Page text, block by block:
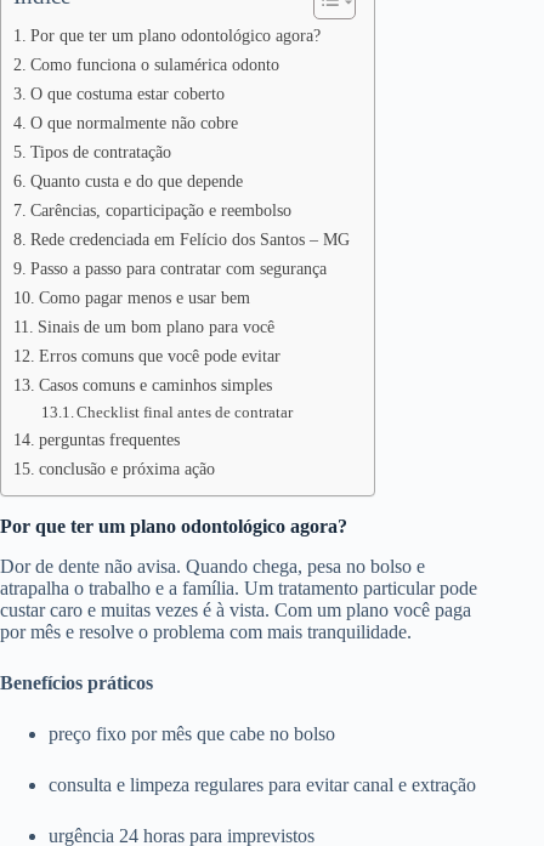
Por que ter um plano odontológico agora?
Como funciona o sulamérica odonto
O que costuma estar coberto
O que normalmente não cobre
Tipos de contratação
Quanto custa e do que depende
Carências, coparticipação e reembolso
Rede credenciada em Felício dos Santos – MG
Passo a passo para contratar com segurança
Como pagar menos e usar bem
Sinais de um bom plano para você
Erros comuns que você pode evitar
Casos comuns e caminhos simples
Checklist final antes de contratar
perguntas frequentes
conclusão e próxima ação
Por que ter um plano odontológico agora?
Dor de dente não avisa. Quando chega, pesa no bolso e
atrapalha o trabalho e a família. Um tratamento particular pode
custar caro e muitas vezes é à vista. Com um plano você paga
por mês e resolve o problema com mais tranquilidade.
Benefícios práticos
preço fixo por mês que cabe no bolso
consulta e limpeza regulares para evitar canal e extração
urgência 24 horas para imprevistos